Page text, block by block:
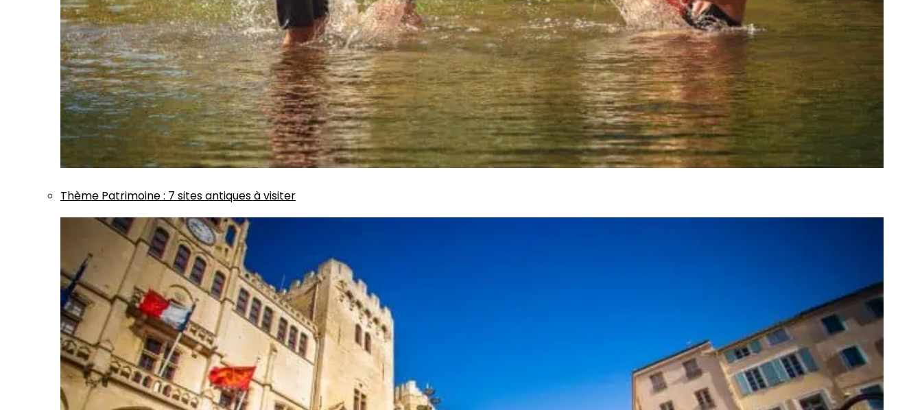
Thème Patrimoine: 7 sites antiques à visiter